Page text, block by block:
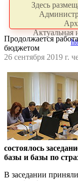
Здесь
Актуальная
Продолжается
бюджетом
26 сентября 2019 г.
состоялось
базы и базы по
В заседании